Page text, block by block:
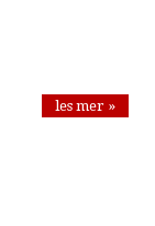
les mer »